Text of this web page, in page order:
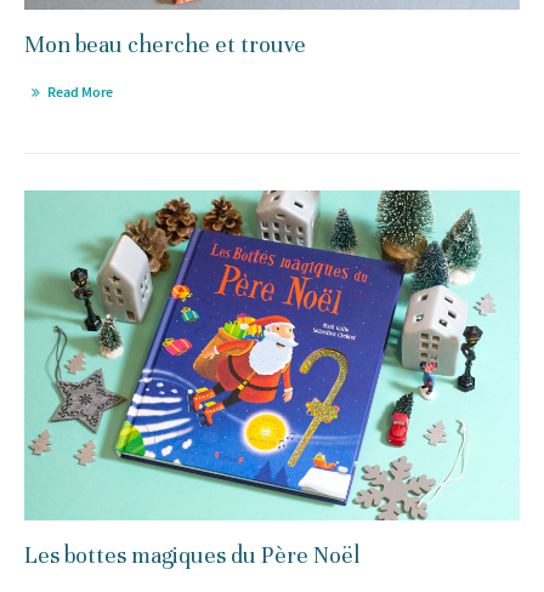
Mon beau cherche et trouve
Read More
Les bottes magiques du Père Noël